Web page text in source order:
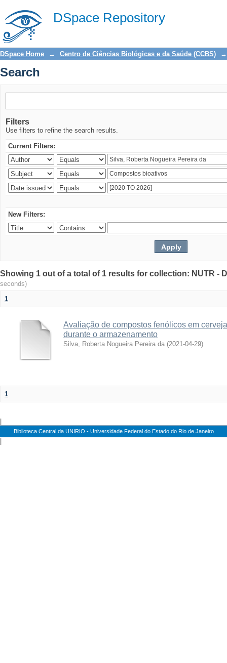
DSpace Repository
Search
DSpace Home → Centro de Ciências Biológicas e da Saúde (CCBS) →
Search
Filters
Use filters to refine the search results.
Current Filters:
New Filters:
Showing 1 out of a total of 1 results for collection: NUTR -
seconds)
1
Avaliação de compostos fenólicos em
durante o armazenamento
Silva, Roberta Nogueira Pereira da (2021-04-29)
1
Biblioteca Central da UNIRIO - Universidade Federal do Estado do Rio de Janeiro